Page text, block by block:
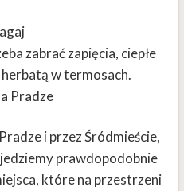
zabrać zapięcia, ciepłe
herbatą w termosach.
Pradze
i przez Śródmieście,
prawdopodobnie
które na przestrzeni